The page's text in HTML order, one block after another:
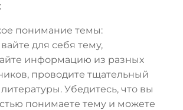
понимание темы:
для себя тему,
информацию из разных
проводите тщательный
Убедитесь, что вы
понимаете тему и можете